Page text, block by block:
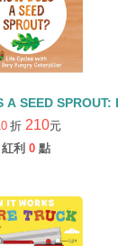
A SEED SPROUT:
折 210元
紅利 0 點